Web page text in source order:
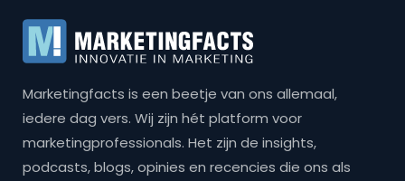
Marketingfacts is een beetje van ons allemaal,
iedere dag vers. Wij zijn hét platform voor
marketingprofessionals. Het zijn de insights,
podcasts, blogs, opinies en recencies die ons als